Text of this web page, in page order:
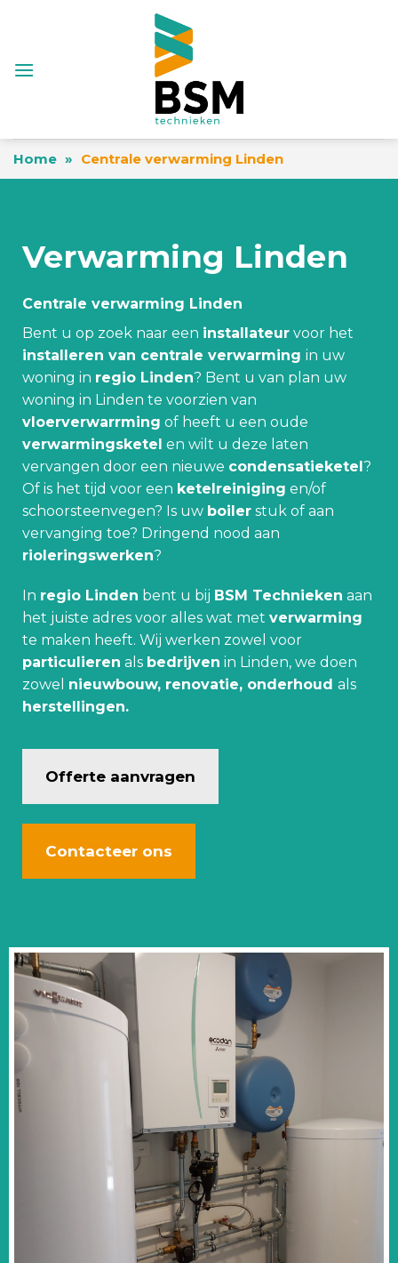
Home » Centrale verwarming Linden
Verwarming Linden
Centrale verwarming Linden
Bent u op zoek naar een installateur voor het
installeren van centrale verwarming in uw
woning in regio Linden? Bent u van plan uw
woning in Linden te voorzien van
vloerverwarrming of heeft u een oude
verwarmingsketel en wilt u deze laten
vervangen door een nieuwe condensatieketel?
Of is het tijd voor een ketelreiniging en/of
schoorsteenvegen? Is uw boiler stuk of aan
vervanging toe? Dringend nood aan
rioleringswerken?
In regio Linden bent u bij BSM Technieken aan
het juiste adres voor alles wat met verwarming
te maken heeft. Wij werken zowel voor
particulieren als bedrijven in Linden, we doen
zowel nieuwbouw, renovatie, onderhoud als
herstellingen.
Offerte aanvragen
Contacteer ons